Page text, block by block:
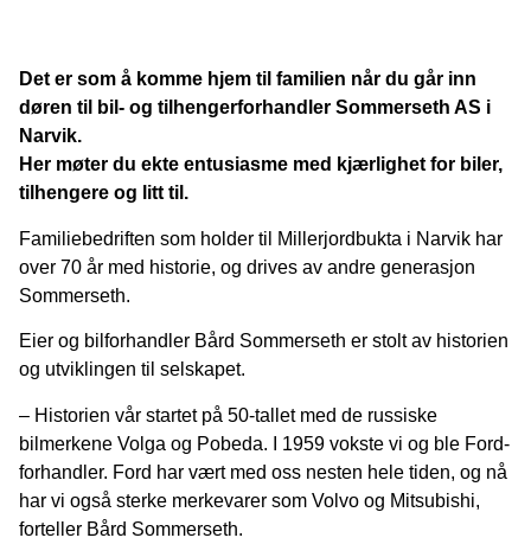
Det er som å komme hjem til familien når du går inn
døren til bil- og tilhengerforhandler Sommerseth AS i
Narvik.
Her møter du ekte entusiasme med kjærlighet for biler,
tilhengere og litt til.
Familiebedriften som holder til Millerjordbukta i Narvik har
over 70 år med historie, og drives av andre generasjon
Sommerseth.
Eier og bilforhandler Bård Sommerseth er stolt av historien
og utviklingen til selskapet.
– Historien vår startet på 50-tallet med de russiske
bilmerkene Volga og Pobeda. I 1959 vokste vi og ble Ford-
forhandler. Ford har vært med oss nesten hele tiden, og nå
har vi også sterke merkevarer som Volvo og Mitsubishi,
forteller Bård Sommerseth.